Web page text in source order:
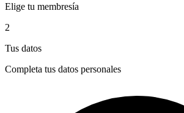
Elige tu membresía
2
Tus datos
Completa tus datos personales